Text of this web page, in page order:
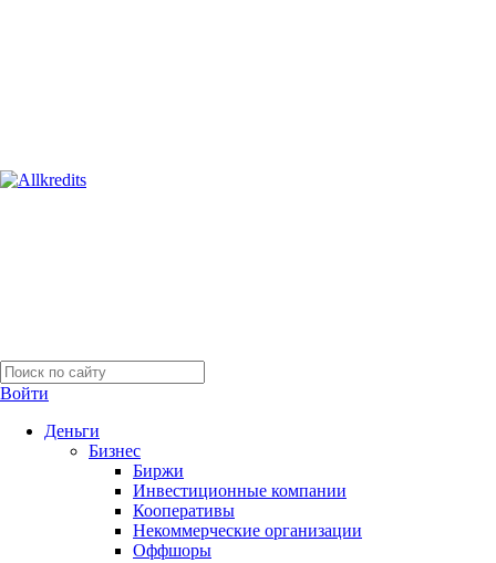
Войти
Деньги
Бизнес
Биржи
Инвестиционные компании
Кооперативы
Некоммерческие организации
Оффшоры